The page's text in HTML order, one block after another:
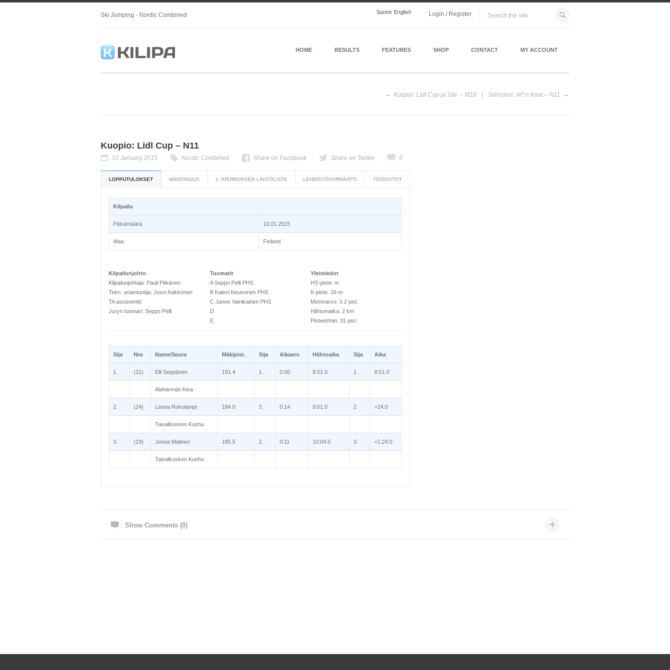
Ski Jumping - Nordic Combined Suomi English Login / Register
HOME RESULTS FEATURES SHOP CONTACT MY ACCOUNT
Kuopio: Lidl Cup ja 18v. – M18 Siilinjärvi: AP:n kisat – N11
Kuopio: Lidl Cup – N11
10 January 2015 Nordic Combined Share on Facebook Share on Twitter 0
LOPPUTULOKSET MÄKIOSUUS 1. KIERROKSEN LÄHTÖLISTA LEHDISTÖFORMAATTI TIEDOSTOT
Kilpailu
Päivämäärä 10.01.2015
Maa Finland
Kilpailunjohto
Kilpailunjohtaja: Pauli Pitkänen
Tekn. asiantuntija: Jussi Kakkonen
TA assistentti:
Juryn tuomari: Seppo Pelli
Tuomarit
A Seppo Pelli PHS
B Kalevi Neuvonen PHS
C Janne Vainikainen PHS
D
E
Yleistiedot
HS-piste: m
K-piste: 16 m
Metrinarvo: 5.2 pist.
Hiihtomatka: 2 km
Pisteet/min: 31 pist.
Sija Nro Name/Seura Mäkipist. Sija Aikaero Hiihtoaika Sija Aika
1. (21) Elli Seppänen 191.4 1. 0:00 8:51.0 1. 8:51.0
Alahärmän Kisa
2. (24) Leena Rokolampi 184.0 3. 0:14 9:01.0 2. +24.0
Taivalkosken Kuohu
3. (23) Jenna Malinen 185.5 2. 0:11 10:04.0 3. +1:24.0
Taivalkosken Kuohu
Show Comments (0)